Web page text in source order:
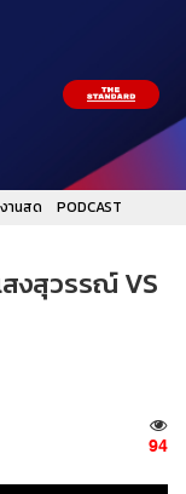
านสด
PODCAST
งสุวรรณ์ VS
94